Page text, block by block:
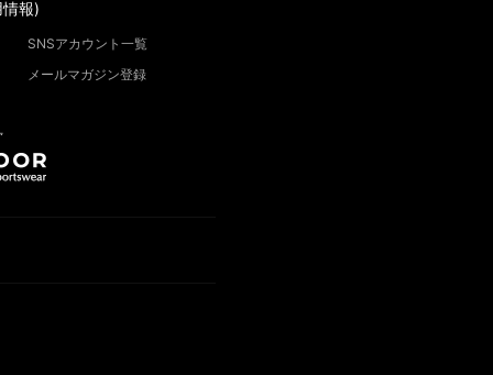
報)
SNSアカウント一覧
メールマガジン登録